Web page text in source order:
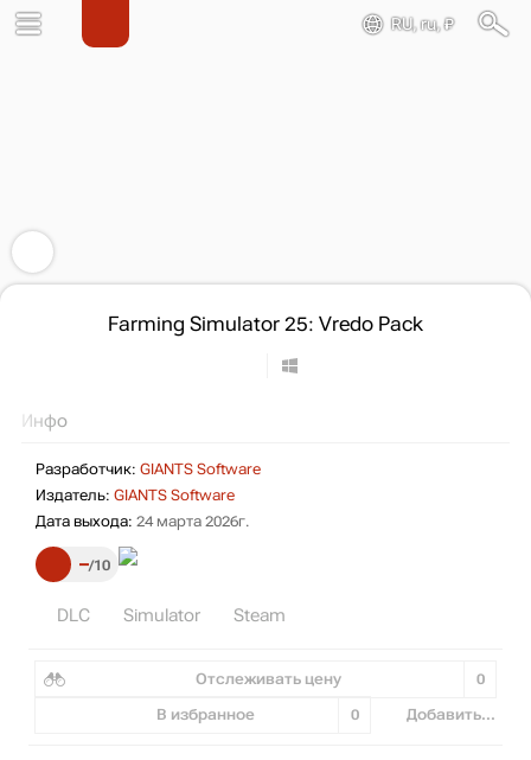
RU, ru, ₽
Farming Simulator 25: Vredo Pack
Инфо
Разработчик: GIANTS Software
Издатель: GIANTS Software
Дата выхода: 24 марта 2026г.
– 10
DLC Simulator Steam
Отслеживать цену 0
В избранное 0 Добавить...